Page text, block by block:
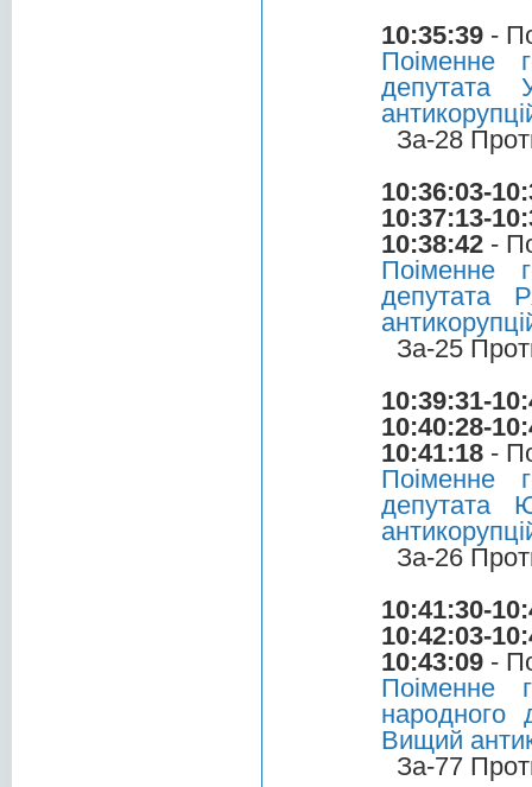
10:35:39 -
Поіменне
За-28
10:36:03-
10:37:13-
10:38:42 -
Поіменне
депутата
За-25
10:39:31-
10:40:28-
10:41:18 -
Поіменне
депутата
За-26
10:41:30-
10:42:03-
10:43:09 -
Поіменне
народного
Вищий
За-77